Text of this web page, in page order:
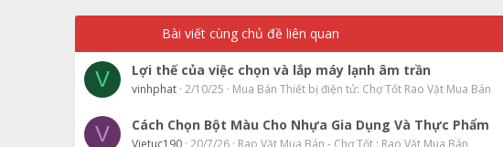
Bài viết cùng chủ đề liên quan
V Lợi thế của việc chọn và lắp máy lạnh âm trần
vinhphat 2/10/25 Mua Bán Thiết bị điện tử: Chợ Tốt Rao Vặt Mua Bán
V Cách Chọn Bột Màu Cho Nhựa Gia Dụng Và Thực Phẩm